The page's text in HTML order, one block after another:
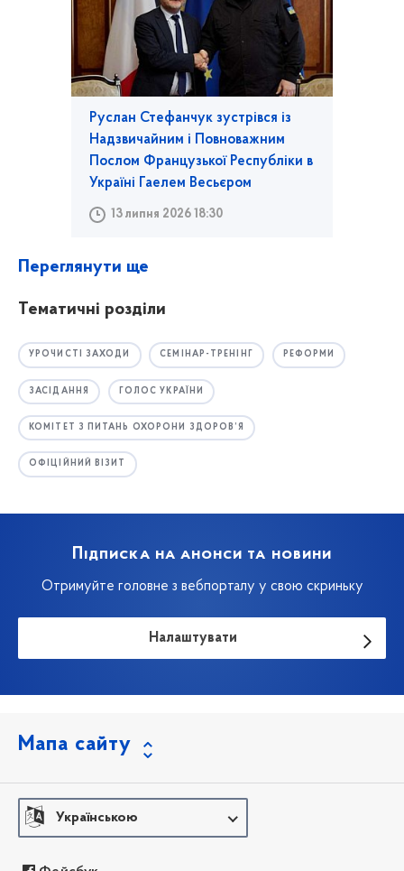
Руслан Стефанчук зустрівся із
Надзвичайним і Повноважним
Послом Французької Республіки в
Україні Гаелем Весьєром
13 липня 2026 18:30
Переглянути ще
Тематичні розділи
УРОЧИСТІ ЗАХОДИ СЕМІНАР-ТРЕНІНГ РЕФОРМИ
ЗАСІДАННЯ ГОЛОС УКРАЇНИ
КОМІТЕТ З ПИТАНЬ ОХОРОНИ ЗДОРОВ’Я
ОФІЦІЙНИЙ ВІЗИТ
Підписка на анонси та новини
Отримуйте головне з вебпорталу у свою скриньку
Налаштувати
Мапа сайту
Українською